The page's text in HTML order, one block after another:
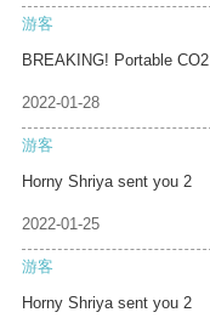
游客
BREAKING! Portable CO2
2022-01-28
游客
Horny Shriya sent you 2
2022-01-25
游客
Horny Shriya sent you 2